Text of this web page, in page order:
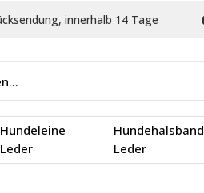
Hundeleine
Leder
Hundehalsband
Leder
innerhalb 14 Tage